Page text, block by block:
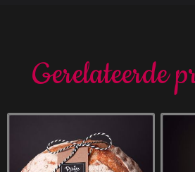
Gerelateerde